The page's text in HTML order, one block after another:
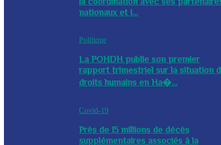
nationaux et i...
Politique
La POHDH publie son premier
rapport trimestriel sur la situation
droits humains en Ha�...
Covid-19
Près de 15 millions de décès
supplémentaires associés à la